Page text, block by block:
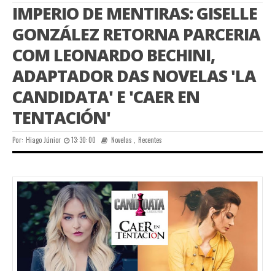
IMPERIO DE MENTIRAS: GISELLE
GONZÁLEZ RETORNA PARCERIA
COM LEONARDO BECHINI,
ADAPTADOR DAS NOVELAS 'LA
CANDIDATA' E 'CAER EN
TENTACIÓN'
Por: Hiago Júnior 13:30:00 Novelas ,Recentes